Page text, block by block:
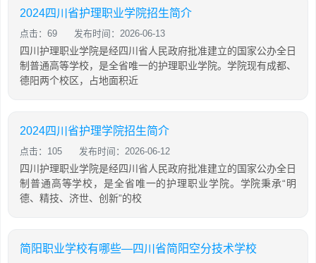
2024四川省护理职业学院招生简介
点击：69 发布时间：2026-06-13
四川护理职业学院是经四川省人民政府批准建立的国家公办全日
制普通高等学校，是全省唯一的护理职业学院。学院现有成都、
德阳两个校区，占地面积近
2024四川省护理学院招生简介
点击：105 发布时间：2026-06-12
四川护理职业学院是经四川省人民政府批准建立的国家公办全日
制普通高等学校，是全省唯一的护理职业学院。学院秉承“明
德、精技、济世、创新”的校
简阳职业学校有哪些—四川省简阳空分技术学校